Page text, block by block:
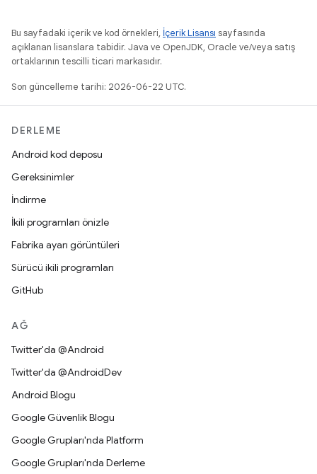
Bu sayfadaki içerik ve kod örnekleri, İçerik Lisansı sayfasında
açıklanan lisanslara tabidir. Java ve OpenJDK, Oracle ve/veya satış
ortaklarının tescilli ticari markasıdır.
Son güncelleme tarihi: 2026-06-22 UTC.
DERLEME
Android kod deposu
Gereksinimler
İndirme
İkili programları önizle
Fabrika ayarı görüntüleri
Sürücü ikili programları
GitHub
AĞ
Twitter'da @Android
Twitter'da @AndroidDev
Android Blogu
Google Güvenlik Blogu
Google Grupları'nda Platform
Google Grupları'nda Derleme